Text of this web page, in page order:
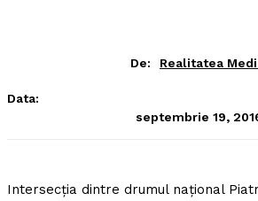
De: Realitatea
Data:
septembrie 19,
Intersecţia dintre drumul naţional